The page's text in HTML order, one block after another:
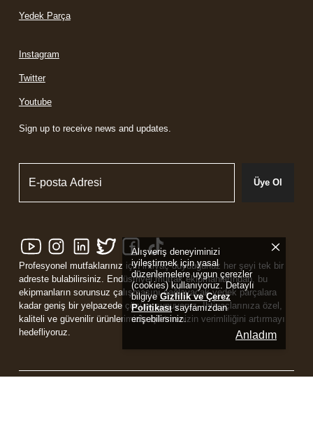
Alışveriş deneyiminizi
iyileştirmek için yasal
düzenlemelere uygun çerezler
(cookies) kullanıyoruz. Detaylı
bilgiyeGizlilik ve Çerez
Politikası sayfamızdan
erişebilirsiniz.
Anladım
Yedek Parça
Instagram
Twitter
Youtube
Sign up to receive news and updates.
Üye Ol
Profesyonel mutfaklarınız için ihtiyaç duyduğunuz her şeyi tek bir
adreste bulabilirsiniz. Endüstriyel mutfak ekipmanlarından, bu
ekipmanların sorunsuz çalışmasını sağlayacak yedek parçalara
kadar geniş bir yelpazede çözüm sunuyoruz. İhtiyaçlarınıza özel,
kaliteli ve güvenilir ürünlerimizle işletmenizin verimliliğini artırmayı
hedefliyoruz.